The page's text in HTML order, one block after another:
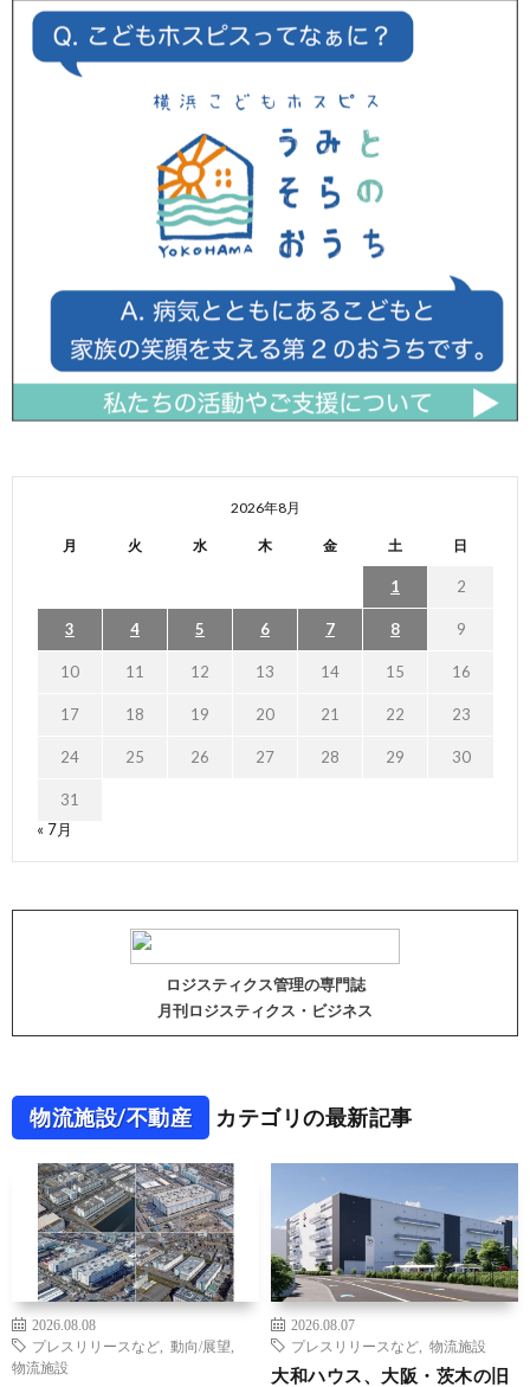
2026年8月
月 火 水 木 金 土 日
1 2
3 4 5 6 7 8 9
10 11 12 13 14 15 16
17 18 19 20 21 22 23
24 25 26 27 28 29 30
31
« 7月
ロジスティクス管理の専門誌
月刊ロジスティクス・ビジネス
物流施設/不動産 カテゴリの最新記事
2026.08.08
プレスリリースなど
動向/展望
物流施設
2026.08.07
プレスリリースなど
物流施設
大和ハウス、大阪・茨木の旧